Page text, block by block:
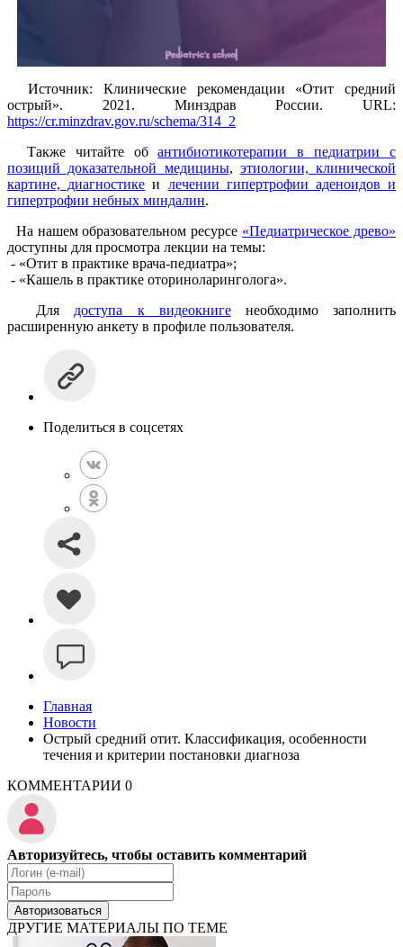
Источник: Клинические рекомендации «Отит средний
острый». 2021. Минздрав России. URL:
https://cr.minzdrav.gov.ru/schema/314_2
Также читайте обантибиотикотерапии в педиатрии с
позиций доказательной медицины, этиологии, клинической
картине, диагностике и лечении гипертрофии аденоидов и
гипертрофии небных миндалин.
На нашем образовательном ресурсе «Педиатрическое древо»
доступны для просмотра лекции на темы:
- «Отит в практике врача-педиатра»;
- «Кашель в практике оториноларинголога».
Для доступа к видеокнигенеобходимо заполнить
расширенную анкету в профиле пользователя.
Поделиться в соцсетях
Главная
Новости
Острый средний отит. Классификация, особенности
течения и критерии постановки диагноза
КОММЕНТАРИИ 0
Авторизуйтесь, чтобы оставить комментарий
Авторизоваться
ДРУГИЕ МАТЕРИАЛЫ ПО ТЕМЕ